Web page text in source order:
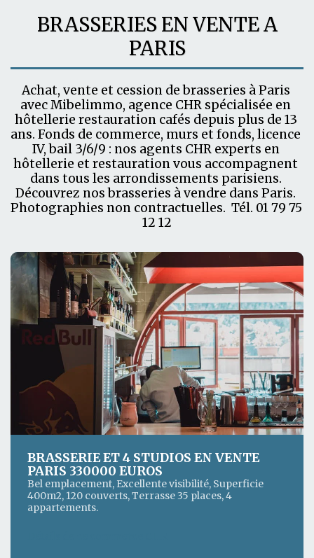
BRASSERIES EN VENTE A
PARIS
Achat, vente et cession de brasseries à Paris
avec Mibelimmo, agence CHR spécialisée en
hôtellerie restauration cafés depuis plus de 13
ans. Fonds de commerce, murs et fonds, licence
IV, bail 3/6/9 : nos agents CHR experts en
hôtellerie et restauration vous accompagnent
dans tous les arrondissements parisiens.
Découvrez nos brasseries à vendre dans Paris.
Photographies non contractuelles.  Tél. 01 79 75
12 12
BRASSERIE ET 4 STUDIOS EN VENTE
PARIS 330000 EUROS
Bel emplacement, Excellente visibilité, Superficie
400m2, 120 couverts, Terrasse 35 places, 4
appartements.